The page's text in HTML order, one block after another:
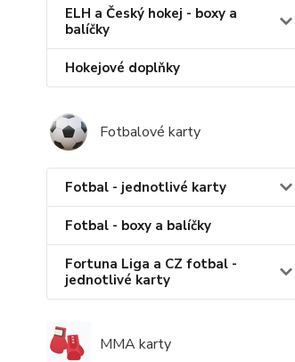
ELH a Český hokej - boxy a
balíčky
Hokejové doplňky
Fotbalové karty
Fotbal - jednotlivé karty
Fotbal - boxy a balíčky
Fortuna Liga a CZ fotbal -
jednotlivé karty
MMA karty